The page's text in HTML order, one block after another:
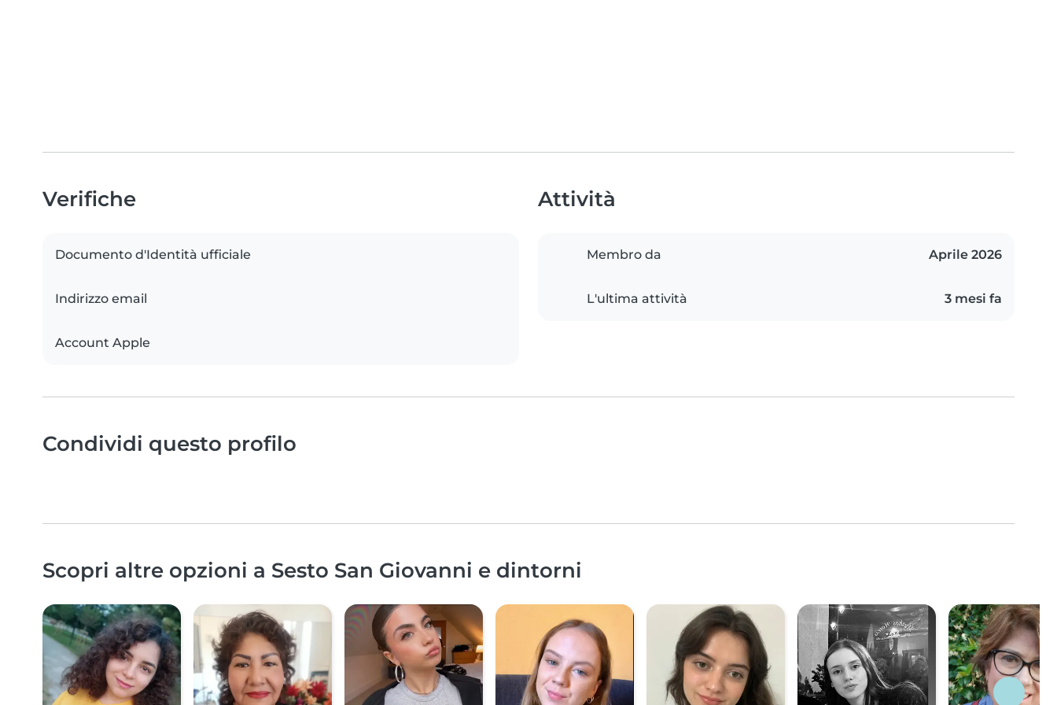
Verifiche
Documento d'Identità ufficiale
Indirizzo email
Account Apple
Attività
Membro da Aprile 2026
L'ultima attività 3 mesi fa
Condividi questo profilo
Scopri altre opzioni a Sesto San Giovanni e dintorni